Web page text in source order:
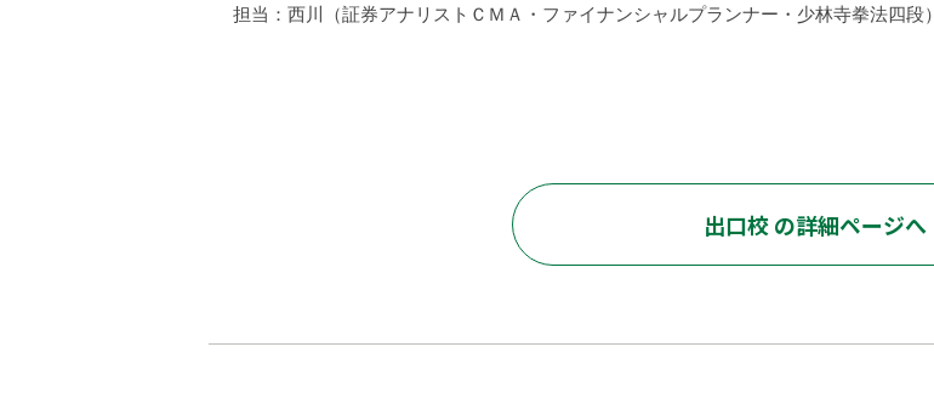
担当：西川
（証券アナリストＣＭＡ・ファイナンシャルプランナー・少林寺拳法四段）
出口校 の詳細ページへ